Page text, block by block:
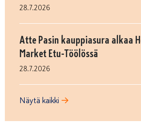
28.7.2026
Atte Pasin kauppiasura alkaa
Market Etu-Töölössä
28.7.2026
Näytä kaikki